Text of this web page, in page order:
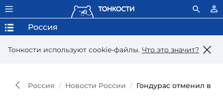
Тонкости используют сookie-файлы. Что это значит?
Россия
Россия Новости России Гондурас отменил